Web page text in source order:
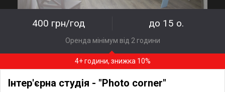
400 грн/год до 15 о.
Оренда мінімум від 2 години
4+ години, знижка 10%
Інтер'єрна студія - "Photo corner"